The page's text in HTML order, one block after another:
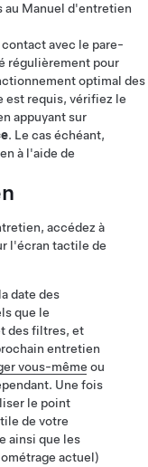
Manuel d'entretien
avec le pare-
régulièrement pour
optimal des
est requis, vérifiez le
appuyant sur
. Le cas échéant,
à l'aide de
accédez à
l'écran tactile de
date des
que le
des filtres, et
entretien
vous-même ou
Une fois
le point
de votre
ainsi que les
actuel)